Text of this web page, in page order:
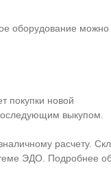
оборудование
покупки новой
выкупом.
расчету.
ЭДО. Подробнее